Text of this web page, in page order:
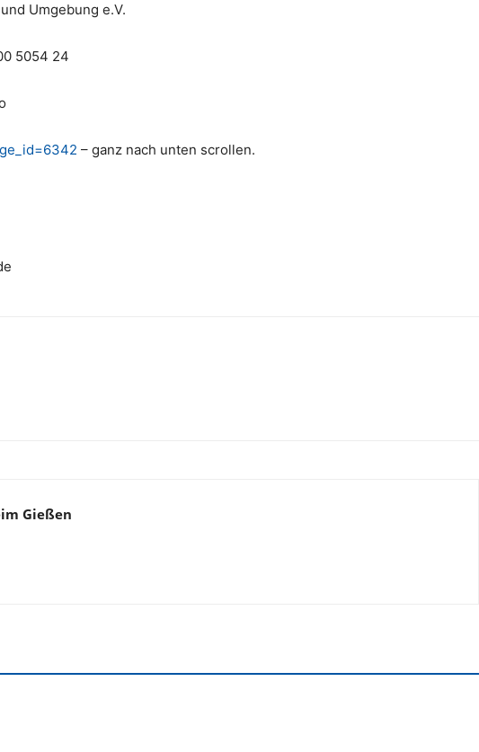
Umgebung e.V.
5054 24
– ganz nach unten scrollen.
Gießen